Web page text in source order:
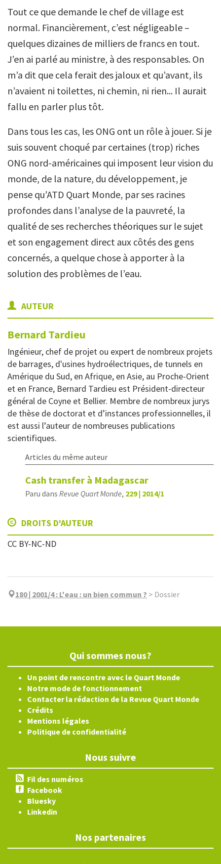
Tout ce que demande le chef de village est
normal. Financièrement, c’est négligeable –
quelques dizaines de milliers de francs en tout.
J’en ai parlé au ministre, à des responsables. On
m’a dit que cela ferait des jaloux et qu’avant, ils
n’avaient ni toilettes, ni chemin, ni rien... Il aurait
fallu en parler plus tôt.
Dans tous les cas, les ONG ont un rôle à jouer. Si je
suis souvent choqué par certaines (trop) riches
ONG nord-américaines qui imposent leur vision du
monde, de la nature, du développement, je
pense qu'ATD Quart Monde, par ses racines
profondes dans l’analyse de la pauvreté, la
qualité de ses recherches théoriques sur le sujet
et son engagement direct aux côtés des gens
concernés, a quelque chose à apporter à la
solution des problèmes de l’eau.
AUTEUR
Bernard Tardieu
Ingénieur, chef de projet ou expert de nombreux projets
de barrages, d'usines hydroélectriques, de tunnels en
Amérique du Sud, en Afrique, en Asie, au Proche-Orient
et en France, Bernard Tardieu est Président-directeur
général de Coyne et Bellier. Membre de nombreux jurys
de thèse de doctorat et d’instances professionnelles, il
est aussi l’auteur de nombreuses publications
scientifiques.
Articles du même auteur
Cash transfer à Madagascar
Paru dans Revue Quart Monde, 229 | 2014/1
DROITS D'AUTEUR
CC BY-NC-ND
180 | 2001/4: L'eau : un bien commun ? > Dossier
Qui sommes nous?
Un point de rencontre avec le Quart Monde
Notre mode de fonctionnement
Contacter la rédaction de la Revue Quart Monde
Crédits
Mentions légales
Politique de confidentialité
Nous suivre
Fil des numéros
Facebook
Bluesky
Linkedin
Nos partenaires